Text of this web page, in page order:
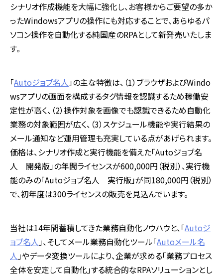
シナリオ作成機能を大幅に強化し、お客様からご要望の多か
ったWindowsアプリの操作にも対応することで、あらゆるパ
ソコン操作を自動化する純国産のRPAとして新発売いたしま
す。
「Autoジョブ名人」の主な特徴は、（1）ブラウザおよびWindo
wsアプリの画面を構成するタグ情報を認識するため稼働安
定性が高く、（2）操作対象を画像でも認識できるため自動化
業務の対象範囲が広く、（3）スケジュール機能や実行結果の
メール通知など運用管理も充実している点があげられます。
価格は、シナリオ作成と実行機能を備えた「Autoジョブ名
人 開発版」の年間ライセンスが600,000円（税別）、実行機
能のみの「Autoジョブ名人 実行版」が同180,000円（税別）
で、初年度は300ライセンスの販売を見込んでいます。
当社は14年間蓄積してきた業務自動化ノウハウと、「Autoジ
ョブ名人」、そしてメール業務自動化ツール「Autoメール名
人」やデータ変換ツールにより、企業が求める「業務プロセス
全体を安定して自動化」する統合的なRPAソリューションとし